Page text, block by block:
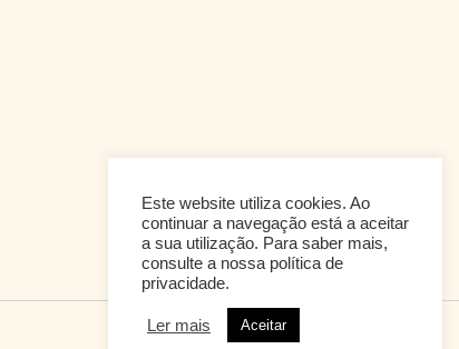
Este website utiliza cookies. Ao
continuar a navegação está a aceitar
a sua utilização. Para saber mais,
consulte a nossa política de
privacidade.
Ler mais Aceitar